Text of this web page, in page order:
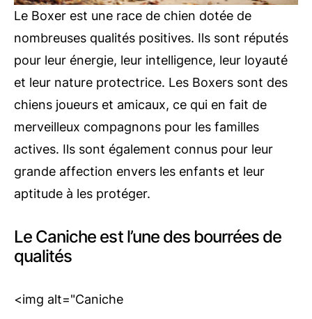
Le Boxer est une race de chien dotée de
nombreuses qualités positives. Ils sont réputés
pour leur énergie, leur intelligence, leur loyauté
et leur nature protectrice. Les Boxers sont des
chiens joueurs et amicaux, ce qui en fait de
merveilleux compagnons pour les familles
actives. Ils sont également connus pour leur
grande affection envers les enfants et leur
aptitude à les protéger.
Le Caniche est l’une des bourrées de
qualités
<img alt="Caniche